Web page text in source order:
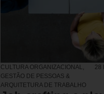
CULTURA ORGANIZACIONAL,
GESTÃO DE PESSOAS &
ARQUITETURA DE TRABALHO
28